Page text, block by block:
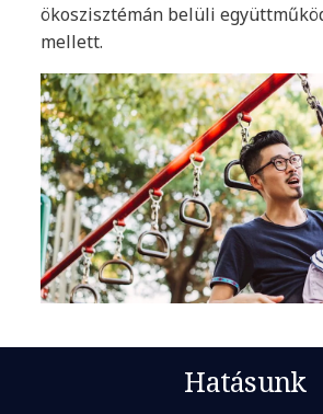
ökoszisztémán belüli
mellett.
Hatásunk